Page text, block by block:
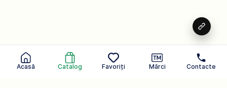
Acasă Catalog Favoriți Mărci Contacte